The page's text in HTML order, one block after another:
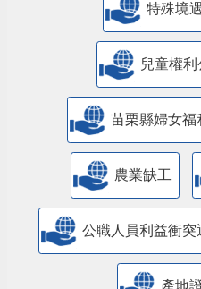
特殊境
兒童權
苗栗縣婦女福
農業缺工
公職人員利益衝